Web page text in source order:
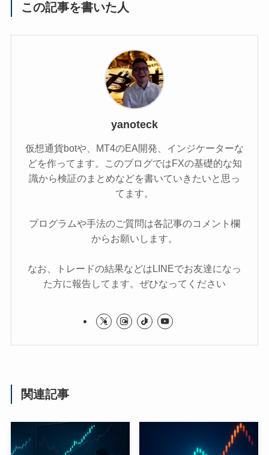
この記事を書いた人
yanoteck
仮想通貨botや、MT4のEA開発、インジケーターな
どを作ってます。このブログではFXの基礎的な知
識から検証のまとめなどを書いていきたいと思っ
てます。
プログラムや手法のご質問は各記事のコメント欄
からお願いします。
なお、トレードの結果などはLINEでお友達になっ
た方に報告してます。ぜひなってください
関連記事